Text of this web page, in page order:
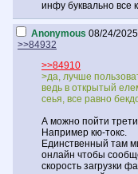
инфу буквально все
Anonymous 08/24/
>>84932
>>84910
>да, лучше
ведь в открытый
сеья, все равно
А можно пойти
Например кю-токс.
Единственный там
онлайн чтобы
скорость загрузки